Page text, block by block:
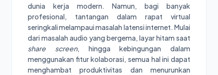
dunia kerja modern. Namun, bagi banyak
profesional, tantangan dalam rapat virtual
seringkali melampaui masalah latensi internet. Mulai
dari masalah audio yang bergema, layar hitam saat
share screen, hingga kebingungan dalam
menggunakan fitur kolaborasi, semua hal ini dapat
menghambat produktivitas dan menurunkan